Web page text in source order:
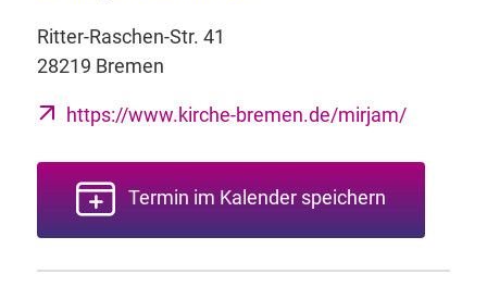
Ritter-Raschen-Str. 41
28219 Bremen
https://www.kirche-bremen.de/mirjam/
Termin im Kalender speichern